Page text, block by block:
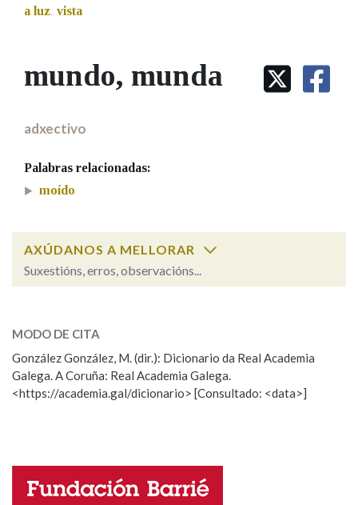
Pertence a
a luz, vista
mundo, munda
adxectivo
Palabras relacionadas:
moído
AXÚDANOS A MELLORAR
Suxestións, erros, observacións...
mundo (substantivo)
mundo, munda (adxectivo)
ESCOLLE UNHA OPCIÓN:
Propoño mellorar a definición
Falta unha voz
MODO DE CITA
González González, M. (dir.): Dicionario da Real Academia
Galega. A Coruña: Real Academia Galega.
<https://academia.gal/dicionario> [Consultado: <data>]